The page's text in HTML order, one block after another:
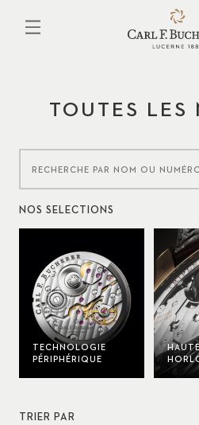
contenu
TOUTES LES
NOS SÉLECTIONS
TECHNOLOGIE
PÉRIPHÉRIQUE
TRIER PAR